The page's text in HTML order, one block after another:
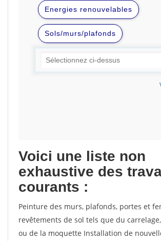
Voici une liste non
exhaustive des
courants :
Peinture des murs, plafonds, portes et
revêtements de sol tels que du
ou de la moquette Installation de